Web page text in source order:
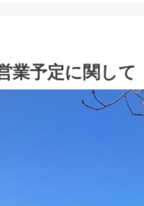
業予定に関して